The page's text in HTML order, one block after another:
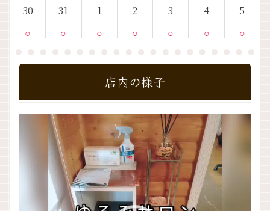
30
○
31
○
1
○
2
○
3
○
4
○
5
○
店内の様子